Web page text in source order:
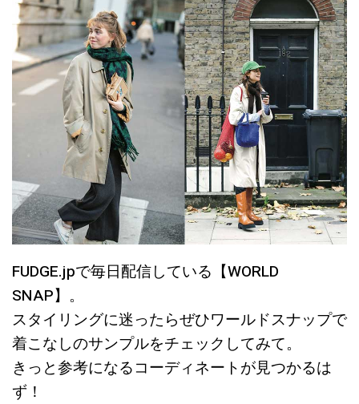
FUDGE.jpで毎日配信している【WORLD
SNAP】。
スタイリングに迷ったらぜひワールドスナップで
着こなしのサンプルをチェックしてみて。
きっと参考になるコーディネートが見つかるは
ず！